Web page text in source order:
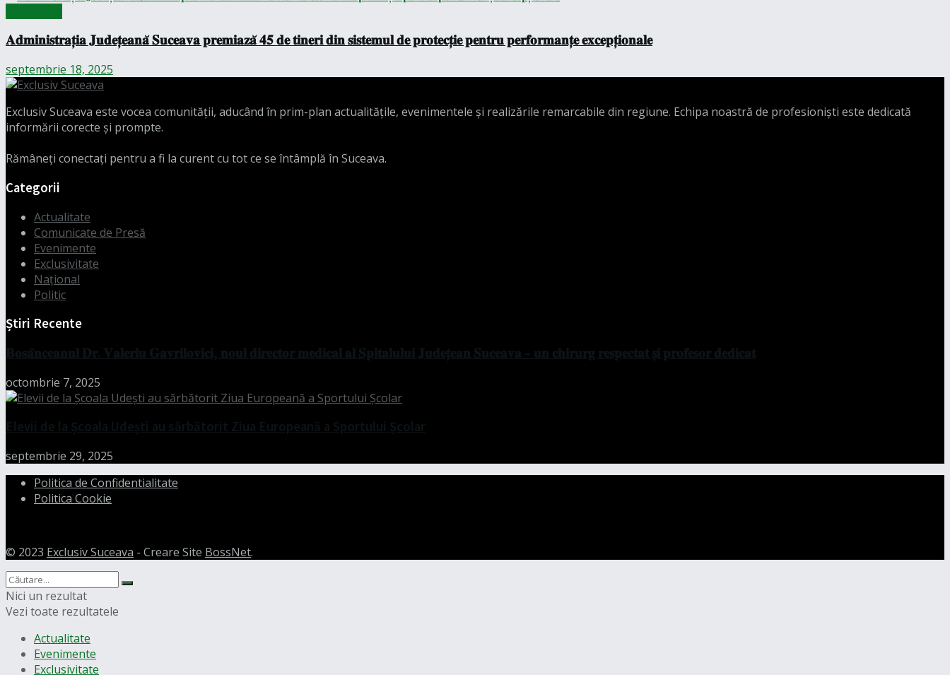
𝐀𝐝𝐦𝐢𝐧𝐢𝐬𝐭𝐫𝐚𝐭̦𝐢𝐚 𝐉𝐮𝐝𝐞𝐭̦𝐞𝐚𝐧𝐚̆ 𝐒𝐮𝐜𝐞𝐚𝐯𝐚 𝐩𝐫𝐞𝐦𝐢𝐚𝐳𝐚̆ 𝟒𝟓 𝐝𝐞 𝐭𝐢𝐧𝐞𝐫𝐢 𝐝𝐢𝐧 𝐬𝐢𝐬𝐭𝐞𝐦𝐮𝐥 𝐝𝐞 𝐩𝐫𝐨𝐭𝐞𝐜𝐭̦𝐢𝐞 𝐩𝐞𝐧𝐭𝐫𝐮 𝐩𝐞𝐫𝐟𝐨𝐫𝐦𝐚𝐧𝐭̦𝐞 𝐞𝐱𝐜𝐞𝐩𝐭̦𝐢𝐨𝐧𝐚𝐥𝐞
septembrie 18, 2025
Exclusiv Suceava este vocea comunității, aducând în prim-plan actualitățile, evenimentele și realizările remarcabile din regiune. Echipa noastră de profesioniști este dedicată
informării corecte și prompte.
Rămâneți conectați pentru a fi la curent cu tot ce se întâmplă în Suceava.
Categorii
Actualitate
Comunicate de Presă
Evenimente
Exclusivitate
Național
Politic
Știri Recente
octombrie 7, 2025
septembrie 29, 2025
Politica de Confidentialitate
Politica Cookie
© 2023 Exclusiv Suceava - Creare Site BossNet.
Nici un rezultat
Vezi toate rezultatele
Actualitate
Evenimente
Exclusivitate